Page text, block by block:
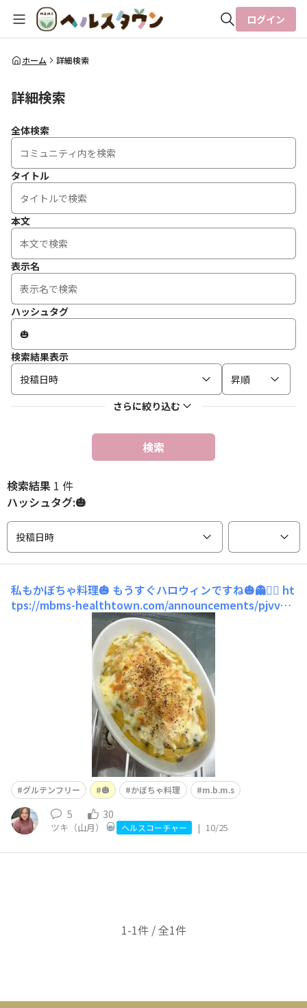
全体検索
ログイン
ホーム 詳細検索
詳細検索
全体検索
タイトル
本文
表示名
ハッシュタグ
検索結果表示
投稿日時
昇順
さらに絞り込む
検索
検索結果 1 件
ハッシュタグ:🎃
投稿日時
私もかぼちゃ料理🎃 もうすぐハロウィンですね🎃👻🧟‍♀️ ht
tps://mbms-healthtown.com/announcements/pjvvoo
hbky9lyp10⬆️あいさんの投稿をみて絶対作って食べたぁ
ーいと作ってみました 私はホワイトソースのかぼちゃの
グラタンです 米粉と豆
グルテンフリー 🎃 かぼちゃ料理 m.b.m.s
5 30
ツキ（山月） ヘルスコーチャー | 10/25
1-1件 / 全1件